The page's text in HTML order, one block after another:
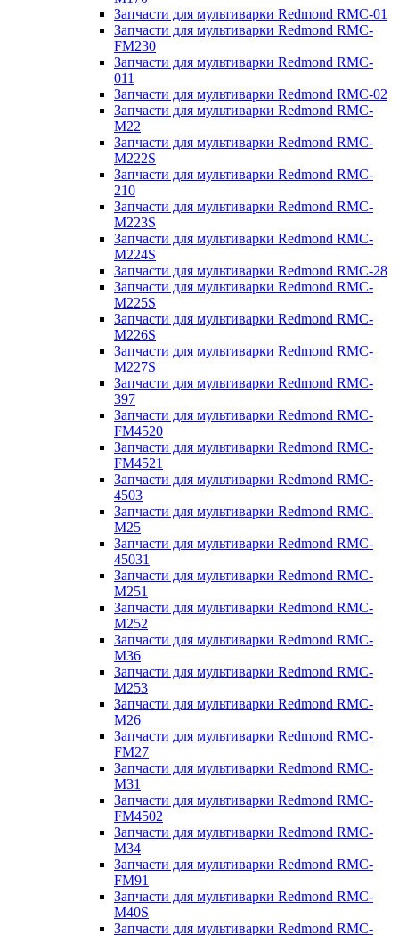
Запчасти для мультиварки Redmond RMC-01
Запчасти для мультиварки Redmond RMC-
FM230
Запчасти для мультиварки Redmond RMC-
011
Запчасти для мультиварки Redmond RMC-02
Запчасти для мультиварки Redmond RMC-
M22
Запчасти для мультиварки Redmond RMC-
M222S
Запчасти для мультиварки Redmond RMC-
210
Запчасти для мультиварки Redmond RMC-
M223S
Запчасти для мультиварки Redmond RMC-
M224S
Запчасти для мультиварки Redmond RMC-28
Запчасти для мультиварки Redmond RMC-
M225S
Запчасти для мультиварки Redmond RMC-
M226S
Запчасти для мультиварки Redmond RMC-
M227S
Запчасти для мультиварки Redmond RMC-
397
Запчасти для мультиварки Redmond RMC-
FM4520
Запчасти для мультиварки Redmond RMC-
FM4521
Запчасти для мультиварки Redmond RMC-
4503
Запчасти для мультиварки Redmond RMC-
M25
Запчасти для мультиварки Redmond RMC-
45031
Запчасти для мультиварки Redmond RMC-
M251
Запчасти для мультиварки Redmond RMC-
M252
Запчасти для мультиварки Redmond RMC-
M36
Запчасти для мультиварки Redmond RMC-
M253
Запчасти для мультиварки Redmond RMC-
M26
Запчасти для мультиварки Redmond RMC-
FM27
Запчасти для мультиварки Redmond RMC-
M31
Запчасти для мультиварки Redmond RMC-
FM4502
Запчасти для мультиварки Redmond RMC-
M34
Запчасти для мультиварки Redmond RMC-
FM91
Запчасти для мультиварки Redmond RMC-
M40S
Запчасти для мультиварки Redmond RMC-